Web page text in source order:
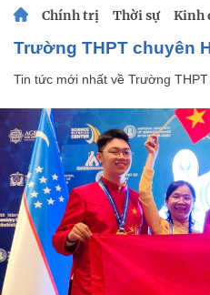
Chính trị Thời sự Kinh
Trường THPT chuyên
Tin tức mới nhất về Trường